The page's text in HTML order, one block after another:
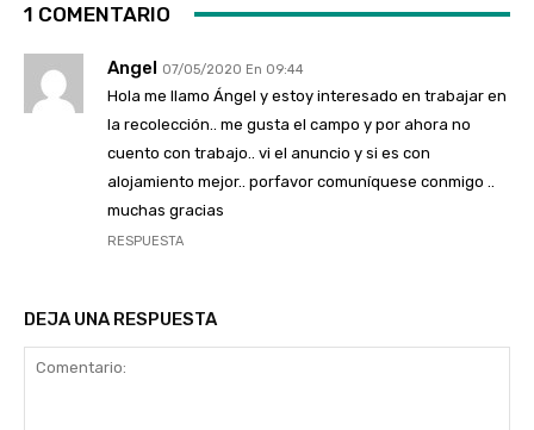
1 COMENTARIO
Angel 07/05/2020 En 09:44
Hola me llamo Ángel y estoy interesado en trabajar en
la recolección.. me gusta el campo y por ahora no
cuento con trabajo.. vi el anuncio y si es con
alojamiento mejor.. porfavor comuníquese conmigo ..
muchas gracias
RESPUESTA
DEJA UNA RESPUESTA